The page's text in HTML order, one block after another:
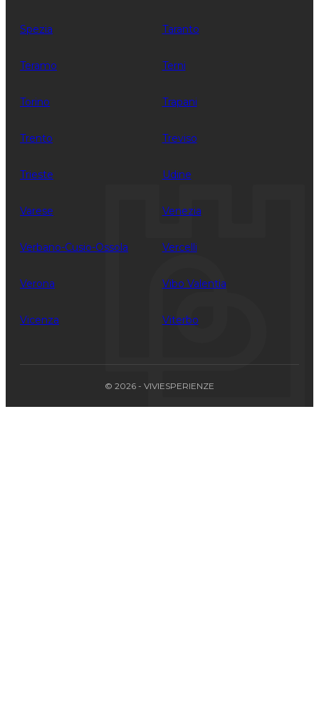
Spezia Taranto
Teramo Terni
Torino Trapani
Trento Treviso
Trieste Udine
Varese Venezia
Verbano-Cusio-Ossola Vercelli
Verona Vibo Valentia
Vicenza Viterbo
© 2026 - VIVIESPERIENZE